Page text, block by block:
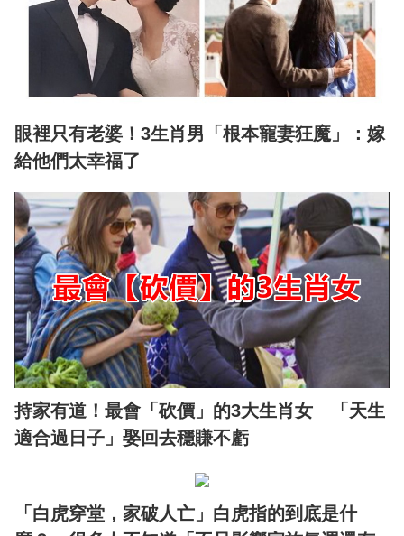
眼裡只有老婆！3生肖男「根本寵妻狂魔」：嫁
給他們太幸福了
持家有道！最會「砍價」的3大生肖女 「天生
適合過日子」娶回去穩賺不虧
「白虎穿堂，家破人亡」白虎指的到底是什